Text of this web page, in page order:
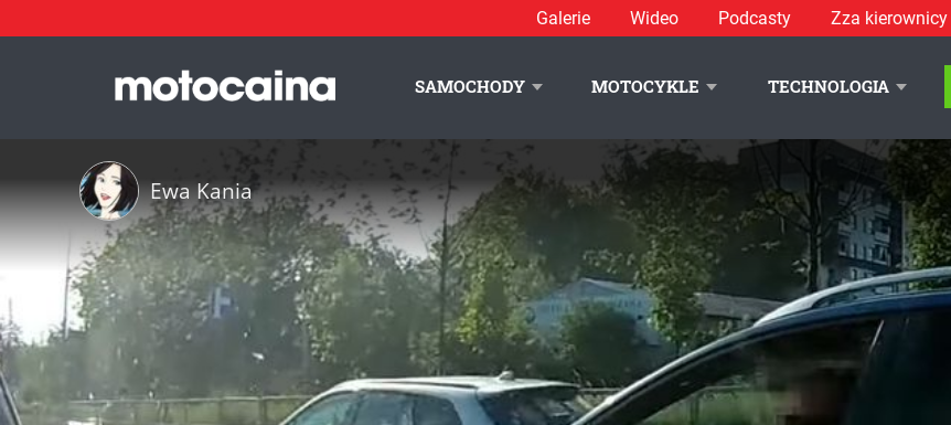
Galerie Wideo Podcasty Zza kierownicy
SAMOCHODY MOTOCYKLE TECHNOLOGIA
Ewa Kania